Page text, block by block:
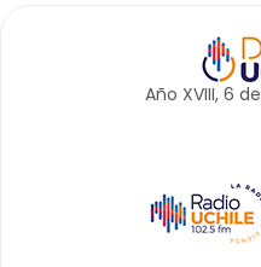
Año XVIII, 6 de